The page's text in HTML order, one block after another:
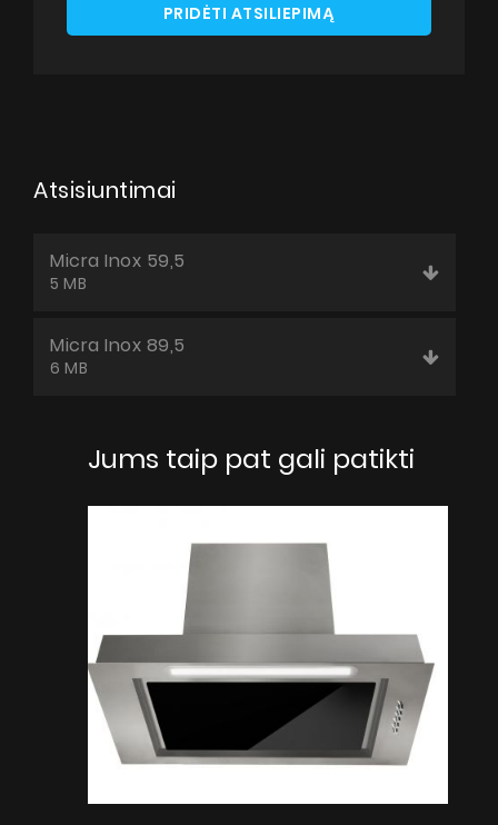
PRIDĖTI ATSILIEPIMĄ
Atsisiuntimai
Micra Inox 59,5
5 MB
Micra Inox 89,5
6 MB
Jums taip pat gali patikti